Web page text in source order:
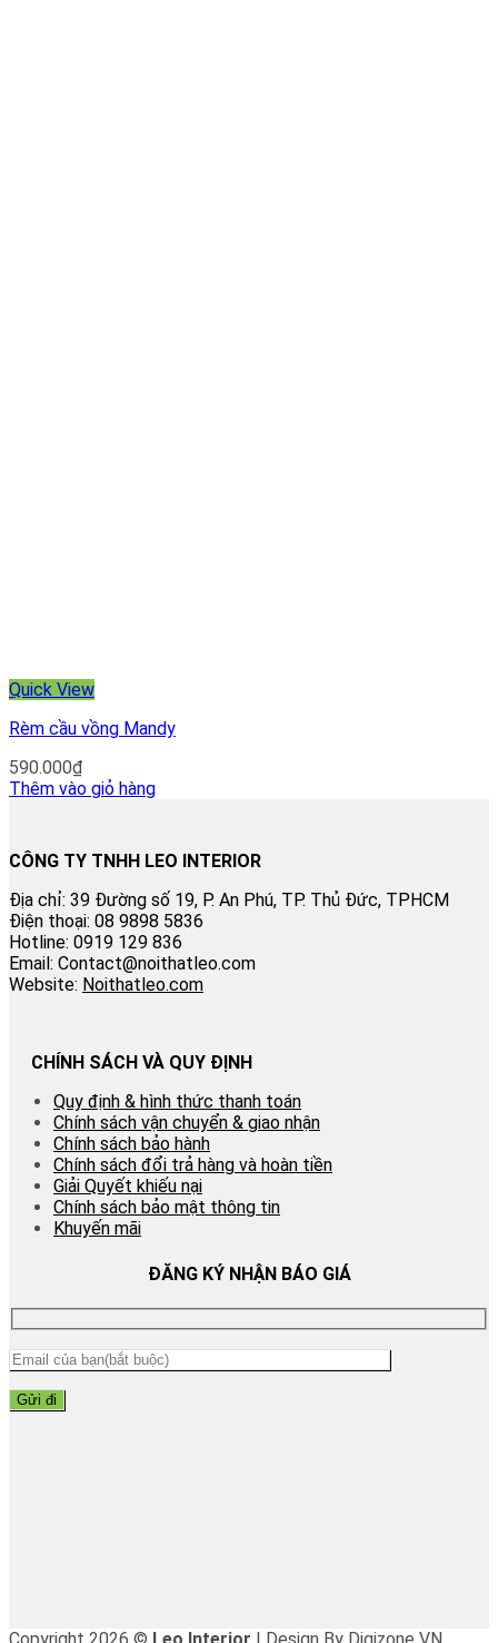
Quick View
Rèm cầu vồng Mandy
590.000₫
Thêm vào giỏ hàng
CÔNG TY TNHH LEO INTERIOR
Địa chỉ: 39 Đường số 19, P. An Phú, TP. Thủ Đức, TPHCM
Điện thoại: 08 9898 5836
Hotline: 0919 129 836
Email: Contact@noithatleo.com
Website: Noithatleo.com
CHÍNH SÁCH VÀ QUY ĐỊNH
Quy định & hình thức thanh toán
Chính sách vận chuyển & giao nhận
Chính sách bảo hành
Chính sách đổi trả hàng và hoàn tiền
Giải Quyết khiếu nại
Chính sách bảo mật thông tin
Khuyến mãi
ĐĂNG KÝ NHẬN BÁO GIÁ
Copyright 2026 © Leo Interior | Design By Digizone VN